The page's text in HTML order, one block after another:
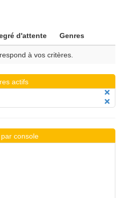
d'attente Genres
à vos critères.
actifs
console